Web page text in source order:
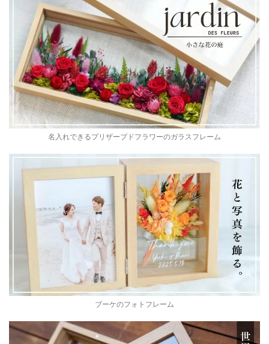
名入れできるプリザーブドフラワーのガラスフレーム
ブーケのフォトフレーム